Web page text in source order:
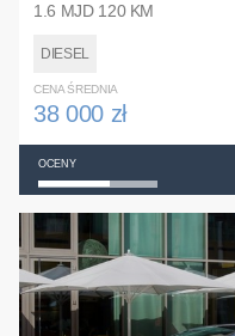
1.6 MJD 120 KM
DIESEL
CENA ŚREDNIA
38 000 zł
OCENY